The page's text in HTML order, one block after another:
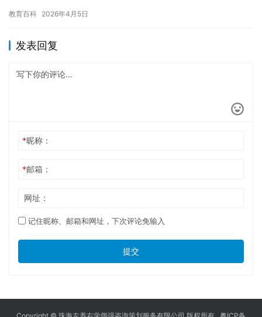
反应…
教育百科 2026年4月5日
发表回复
*昵称：
*邮箱：
网址：
记住昵称、邮箱和网址，下次评论免输入
提交